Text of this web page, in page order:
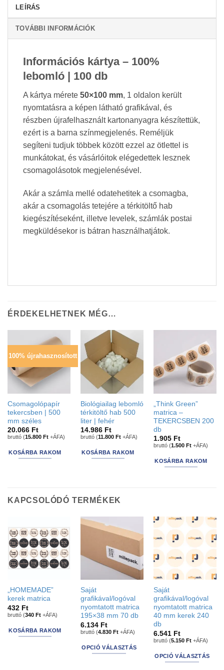
LEÍRÁS
TOVÁBBI INFORMÁCIÓK
Információs kártya – 100%
lebomló | 100 db
A kártya mérete 50×100 mm, 1 oldalon került
nyomtatásra a képen látható grafikával, és
részben újrafelhasznált kartonanyagra készítettük,
ezért is a barna színmegjelenés. Reméljük
segíteni tudjuk többek között ezzel az ötlettel is
munkátokat, és vásárlóitok elégedettek lesznek
csomagolásotok megjelenésével.
Akár a számla mellé odatehetitek a csomagba,
akár a csomagolás tetejére a térkitöltő hab
kiegészítéseként, illetve levelek, számlák postai
megküldésekor is bátran használhatjátok.
ÉRDEKELHETNEK MÉG…
100% újrahasznosított
Csomagolópapír
tekercsben | 500
mm széles
20.066 Ft
bruttó (15.800 Ft+ÁFA)
KOSÁRBA RAKOM
Biológiailag lebomló
térkitöltő hab 500
liter | fehér
14.986 Ft
bruttó (11.800 Ft+ÁFA)
KOSÁRBA RAKOM
„Think Green”
matrica –
TEKERCSBEN 200
db
1.905 Ft
bruttó (1.500 Ft+ÁFA)
KOSÁRBA RAKOM
KAPCSOLÓDÓ TERMÉKEK
„HOMEMADE”
kerek matrica
432 Ft
bruttó (340 Ft+ÁFA)
KOSÁRBA RAKOM
Saját
grafikával/logóval
nyomtatott matrica
195×38 mm 70 db
6.134 Ft
bruttó (4.830 Ft+ÁFA)
OPCIÓ VÁLASZTÁS
Saját
grafikával/logóval
nyomtatott matrica
40 mm kerek 240
db
6.541 Ft
bruttó (5.150 Ft+ÁFA)
OPCIÓ VÁLASZTÁS